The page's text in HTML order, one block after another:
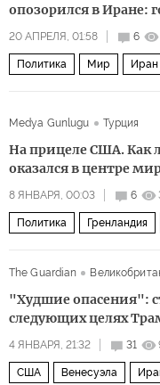
опозорился в Иране:
20 АПРЕЛЯ, 01:58 6
Политика Мир Иран
Военная операция США и
Medya Gunlugu Турция
На прицеле США. Как
оказался в центре
8 ЯНВАРЯ, 00:03 6
Политика Гренландия
The Guardian
"Худшие опасения":
следующих целях
4 ЯНВАРЯ, 21:32 31
США Венесуэла